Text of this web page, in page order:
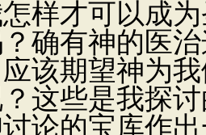
样才可以成
确有神的医
该期望神为
这些是我探
论的宝库作